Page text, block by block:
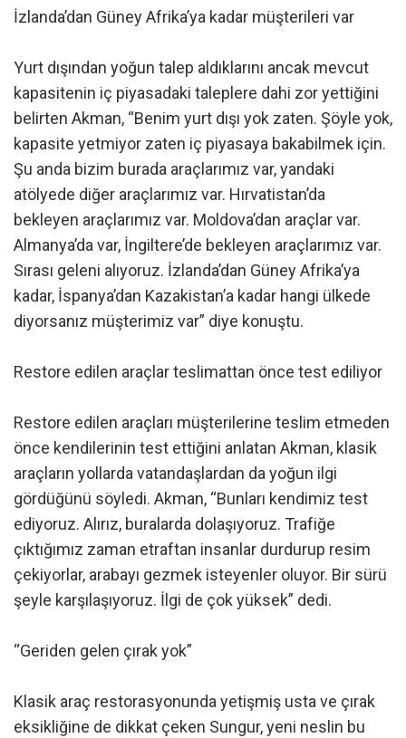
İzlanda’dan Güney Afrika’ya kadar müşterileri var
Yurt dışından yoğun talep aldıklarını ancak mevcut
kapasitenin iç piyasadaki taleplere dahi zor yettiğini
belirten Akman, “Benim yurt dışı yok zaten. Şöyle yok,
kapasite yetmiyor zaten iç piyasaya bakabilmek için.
Şu anda bizim burada araçlarımız var, yandaki
atölyede diğer araçlarımız var. Hırvatistan’da
bekleyen araçlarımız var. Moldova’dan araçlar var.
Almanya’da var, İngiltere’de bekleyen araçlarımız var.
Sırası geleni alıyoruz. İzlanda’dan Güney Afrika’ya
kadar, İspanya’dan Kazakistan’a kadar hangi ülkede
diyorsanız müşterimiz var” diye konuştu.
Restore edilen araçlar teslimattan önce test ediliyor
Restore edilen araçları müşterilerine teslim etmeden
önce kendilerinin test ettiğini anlatan Akman, klasik
araçların yollarda vatandaşlardan da yoğun ilgi
gördüğünü söyledi. Akman, “Bunları kendimiz test
ediyoruz. Alırız, buralarda dolaşıyoruz. Trafiğe
çıktığımız zaman etraftan insanlar durdurup resim
çekiyorlar, arabayı gezmek isteyenler oluyor. Bir sürü
şeyle karşılaşıyoruz. İlgi de çok yüksek” dedi.
“Geriden gelen çırak yok”
Klasik araç restorasyonunda yetişmiş usta ve çırak
eksikliğine de dikkat çeken Sungur, yeni neslin bu